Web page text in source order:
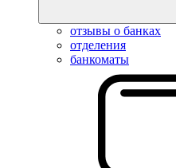
отзывы о банках
отделения
банкоматы